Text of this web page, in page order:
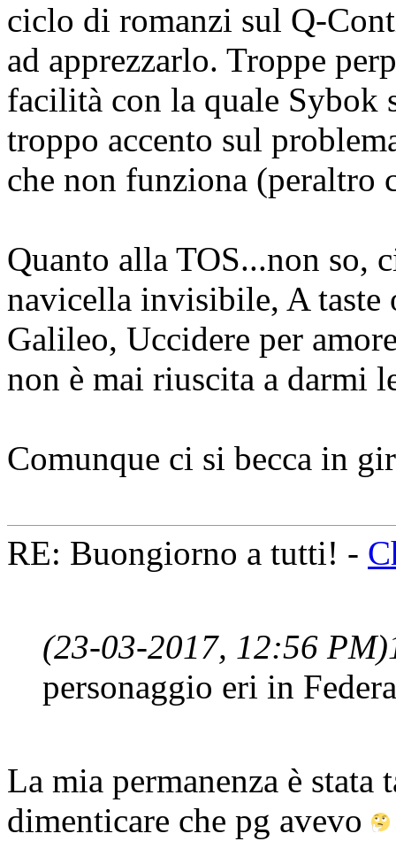
ciclo di romanzi sul Q-
ad apprezzarlo. Troppe
facilità con la quale Sybok
troppo accento sul
che non funziona (peraltro
Quanto alla TOS...non so,
navicella invisibile, A taste
Galileo, Uccidere per
non è mai riuscita a darmi
Comunque ci si becca in
RE: Buongiorno a tutti! -
(23-03-2017, 12:56 PM)
personaggio eri in
La mia permanenza è
dimenticare che pg avevo